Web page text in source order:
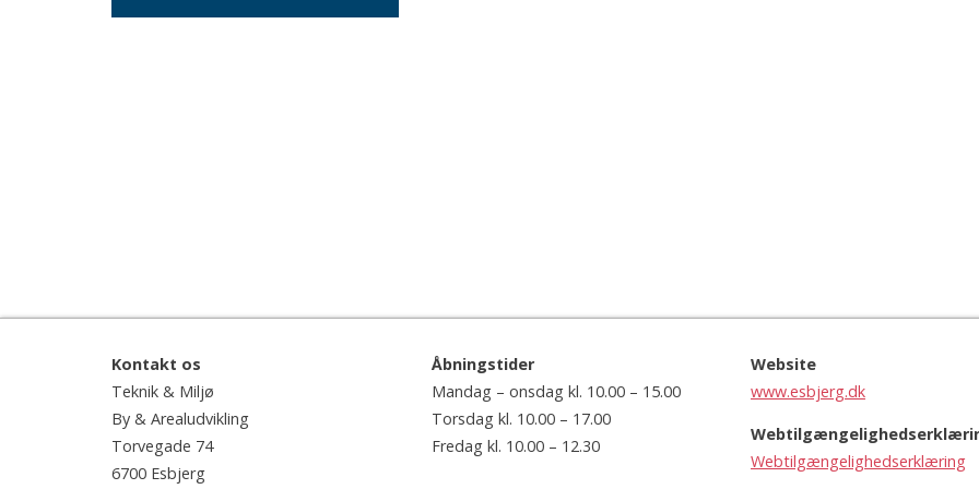
Kontakt os
Teknik & Miljø
By & Arealudvikling
Torvegade 74
6700 Esbjerg
Åbningstider
Mandag – onsdag kl. 10.00 – 15.00
Torsdag kl. 10.00 – 17.00
Fredag kl. 10.00 – 12.30
Website
www.esbjerg.dk
Webtilgængelighedserklæring